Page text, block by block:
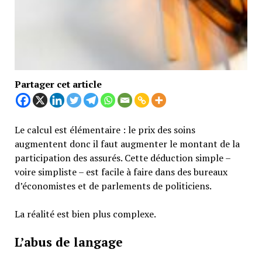
Partager cet article
Le calcul est élémentaire : le prix des soins
augmentent donc il faut augmenter le montant de la
participation des assurés. Cette déduction simple –
voire simpliste – est facile à faire dans des bureaux
d’économistes et de parlements de politiciens.
La réalité est bien plus complexe.
L’abus de langage